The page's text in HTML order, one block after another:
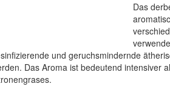
Das
und geruchsmindernde
Das Aroma ist bedeutend intensiver